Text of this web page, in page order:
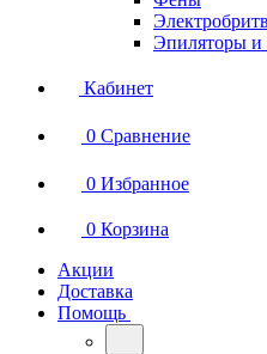
Эпиляторы и
Кабинет
0 Сравнение
0 Избранное
0 Корзина
Акции
Доставка
Помощь